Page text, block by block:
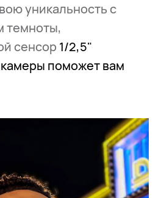
уникальность с
темноты,
сенсор 1/2,5"
поможет вам